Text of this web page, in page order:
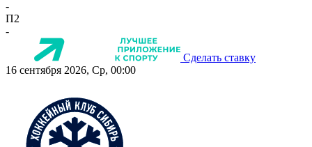
-
П2
-
Сделать ставку
16 сентября 2026, Ср, 00:00